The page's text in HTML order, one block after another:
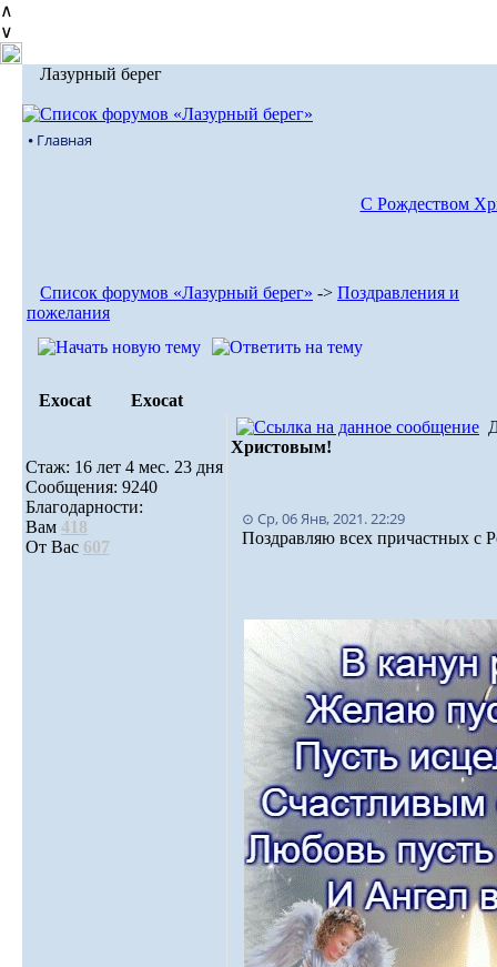
∧
∨
Лазурный берег
⦁ Главная
С Рождеством
Список форумов «Лазурный берег» -> Поздравления и
пожелания
Exocat Exocat
Стаж: 16 лет 4 мес. 23 дня
Сообщения: 9240
Благодарности:
Вам 418
От Вас 607
Христовым!
⊙ Ср, 06 Янв, 2021. 22:29
Поздравляю всех причастных с